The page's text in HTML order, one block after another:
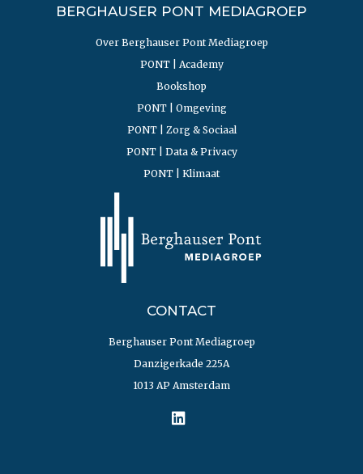
BERGHAUSER PONT MEDIAGROEP
Over Berghauser Pont Mediagroep
PONT | Academy
Bookshop
PONT | Omgeving
PONT | Zorg & Sociaal
PONT | Data & Privacy
PONT | Klimaat
CONTACT
Berghauser Pont Mediagroep
Danzigerkade 225A
1013 AP Amsterdam